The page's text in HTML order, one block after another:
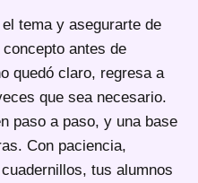
tema y asegurarte de
antes de
quedó claro, regresa a
que sea necesario.
paso a paso, y una base
Con paciencia,
tus alumnos